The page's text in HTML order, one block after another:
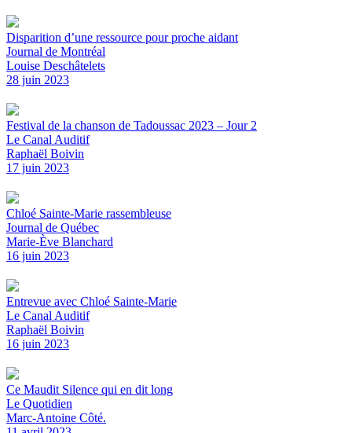
Disparition d’une ressource pour proche aidant
Journal de Montréal
Louise Deschâtelets
28 juin 2023
Festival de la chanson de Tadoussac 2023 – Jour 2
Le Canal Auditif
Raphaël Boivin
17 juin 2023
Chloé Sainte-Marie rassembleuse
Journal de Québec
Marie-Ève Blanchard
16 juin 2023
Entrevue avec Chloé Sainte-Marie
Le Canal Auditif
Raphaël Boivin
16 juin 2023
Ce Maudit Silence qui en dit long
Le Quotidien
Marc-Antoine Côté.